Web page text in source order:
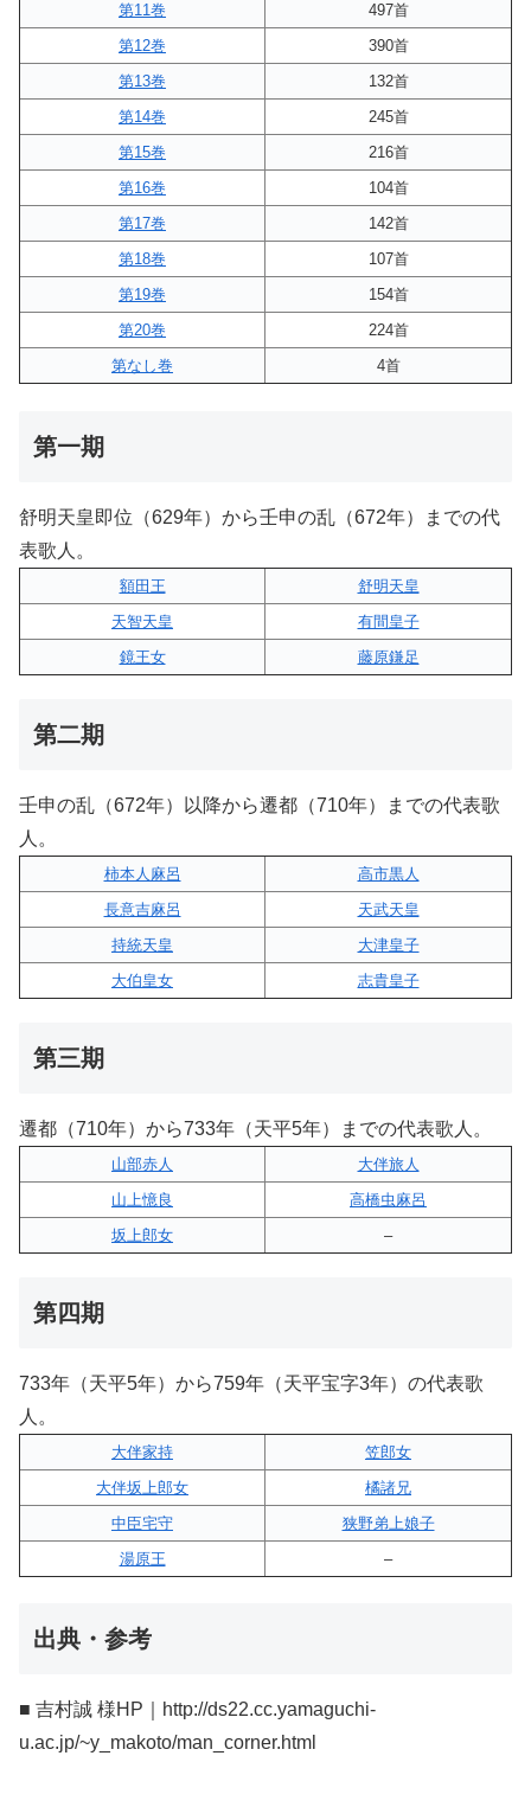
第11巻
497首
第12巻
390首
第13巻
132首
第14巻
245首
第15巻
216首
第16巻
104首
第17巻
142首
第18巻
107首
第19巻
154首
第20巻
224首
第なし巻
4首
第一期
舒明天皇即位（629年）から壬申の乱（672年）までの代
表歌人。
額田王
舒明天皇
天智天皇
有間皇子
鏡王女
藤原鎌足
第二期
壬申の乱（672年）以降から遷都（710年）までの代表歌
人。
柿本人麻呂
高市黒人
長意吉麻呂
天武天皇
持統天皇
大津皇子
大伯皇女
志貴皇子
第三期
遷都（710年）から733年（天平5年）までの代表歌人。
山部赤人
大伴旅人
山上憶良
高橋虫麻呂
坂上郎女
–
第四期
733年（天平5年）から759年（天平宝字3年）の代表歌
人。
大伴家持
笠郎女
大伴坂上郎女
橘諸兄
中臣宅守
狭野弟上娘子
湯原王
–
出典・参考
■ 吉村誠 様HP｜http://ds22.cc.yamaguchi-
u.ac.jp/~y_makoto/man_corner.html